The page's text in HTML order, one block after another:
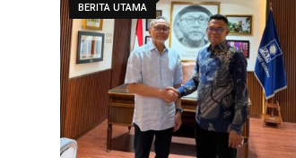
BERITA UTAMA